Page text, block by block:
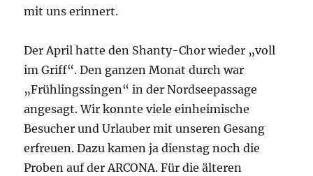
mit uns erinnert.
Der April hatte den Shanty-Chor wieder „voll
im Griff“. Den ganzen Monat durch war
„Frühlingssingen“ in der Nordseepassage
angesagt. Wir konnte viele einheimische
Besucher und Urlauber mit unseren Gesang
erfreuen. Dazu kamen ja dienstag noch die
Proben auf der ARCONA. Für die älteren